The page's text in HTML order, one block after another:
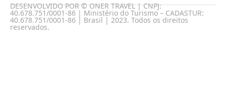
DESENVOLVIDO POR © ONER TRAVEL | CNPJ:
40.678.751/0001-86 | Ministério do Turismo – CADASTUR:
40.678.751/0001-86 | Brasil | 2023. Todos os direitos
reservados.